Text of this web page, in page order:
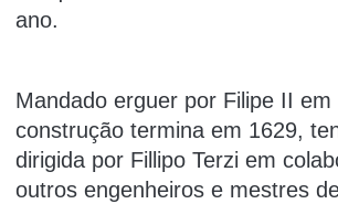
ano.
Mandado erguer por Filipe II em
construção termina em 1629,
dirigida por Fillipo Terzi em
outros engenheiros e mestres